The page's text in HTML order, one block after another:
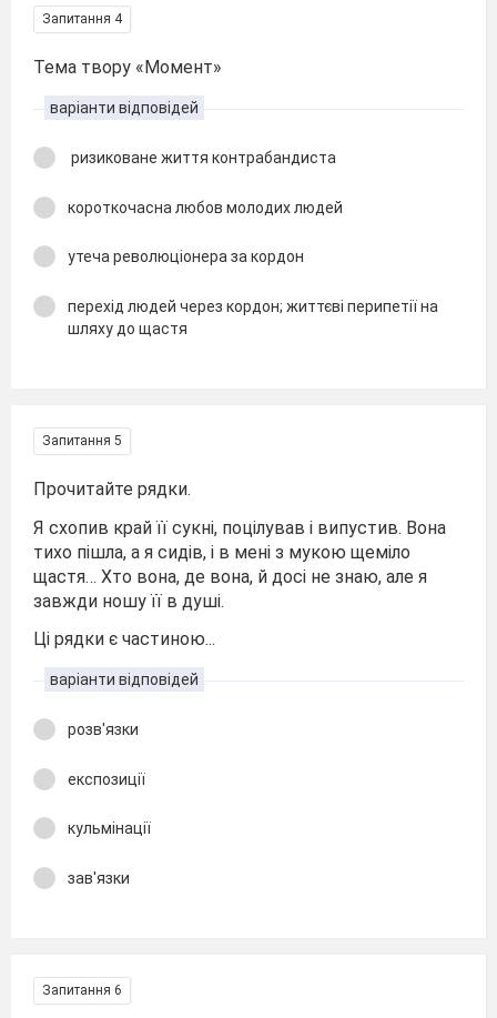
Запитання 4
Тема твору «Момент»
варіанти відповідей
ризиковане життя контрабандиста
короткочасна любов молодих людей
утеча революціонера за кордон
перехід людей через кордон; життєві перипетії на
шляху до щастя
Запитання 5
Прочитайте рядки.
Я схопив край її сукні, поцілував і випустив. Вона
тихо пішла, а я сидів, і в мені з мукою щеміло
щастя… Хто вона, де вона, й досі не знаю, але я
завжди ношу її в душі.
Ці рядки є частиною...
варіанти відповідей
розв'язки
експозиції
кульмінації
зав'язки
Запитання 6